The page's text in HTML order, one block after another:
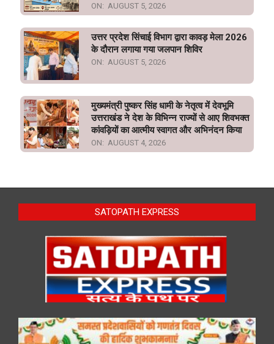
ON: AUGUST 5, 2026
उत्तर प्रदेश सिंचाई विभाग द्वारा कावड़ मेला 2026
के दौरान लगाया गया जलपान शिविर
ON: AUGUST 5, 2026
मुख्यमंत्री पुष्कर सिंह धामी के नेतृत्व में देवभूमि
उत्तराखंड ने देश के विभिन्न राज्यों से आए शिवभक्त
कांवड़ियों का आत्मीय स्वागत और अभिनंदन किया
ON: AUGUST 4, 2026
SATOPATH EXPRESS